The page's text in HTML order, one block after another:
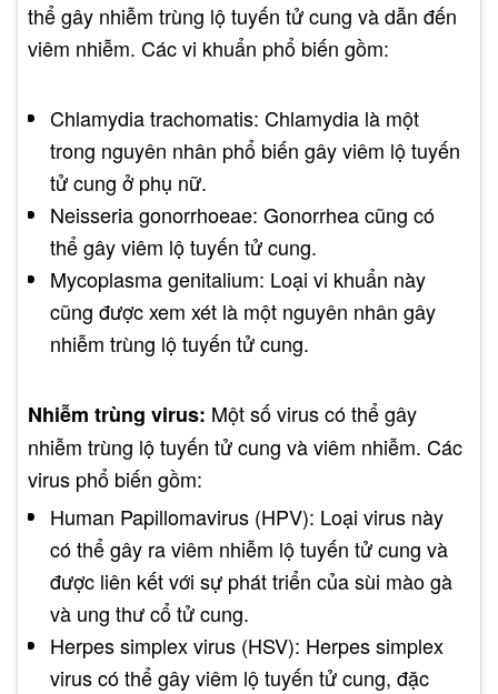
thể gây nhiễm trùng lộ tuyến tử cung và dẫn đến
viêm nhiễm. Các vi khuẩn phổ biến gồm:
Chlamydia trachomatis: Chlamydia là một
trong nguyên nhân phổ biến gây viêm lộ tuyến
tử cung ở phụ nữ.
Neisseria gonorrhoeae: Gonorrhea cũng có
thể gây viêm lộ tuyến tử cung.
Mycoplasma genitalium: Loại vi khuẩn này
cũng được xem xét là một nguyên nhân gây
nhiễm trùng lộ tuyến tử cung.
Nhiễm trùng virus: Một số virus có thể gây
nhiễm trùng lộ tuyến tử cung và viêm nhiễm. Các
virus phổ biến gồm:
Human Papillomavirus (HPV): Loại virus này
có thể gây ra viêm nhiễm lộ tuyến tử cung và
được liên kết với sự phát triển của sùi mào gà
và ung thư cổ tử cung.
Herpes simplex virus (HSV): Herpes simplex
virus có thể gây viêm lộ tuyến tử cung, đặc